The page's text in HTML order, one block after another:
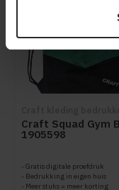
Craft Squad Gym
1905598
Gratis digitale proefdruk
Bedrukking in eigen huis
Meer stuks = meer korting